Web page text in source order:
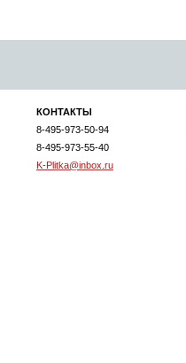
КОНТАКТЫ
8-495-973-50-94
8-495-973-55-40
K-Plitka@inbox.ru